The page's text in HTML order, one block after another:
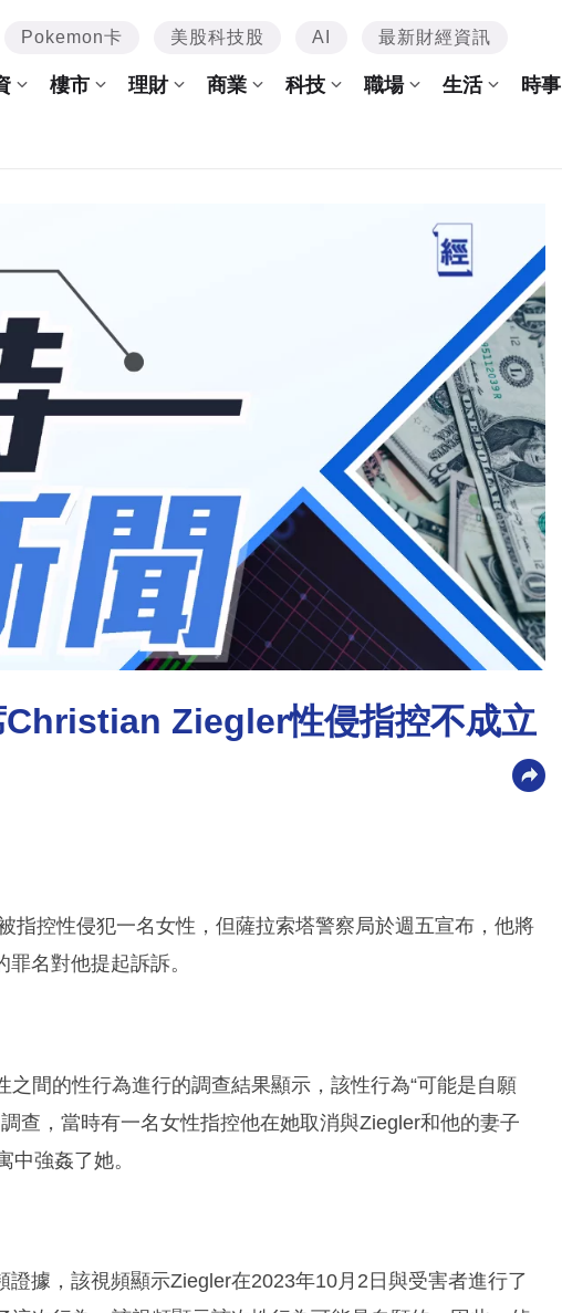
Pokemon卡 美股科技股 AI 最新財經資訊
樓市 理財 商業 科技 職場 生活 時事
Christian Ziegler性侵指控不成立
指控性侵犯一名女性，但薩拉索塔警察局於週五宣布，他將
名對他提起訴訴。
間的性行為進行的調查結果顯示，該性行為“可能是自願
查，當時有一名女性指控他在她取消與Ziegler和他的妻子
中強姦了她。
據，該視頻顯示Ziegler在2023年10月2日與受害者進行了